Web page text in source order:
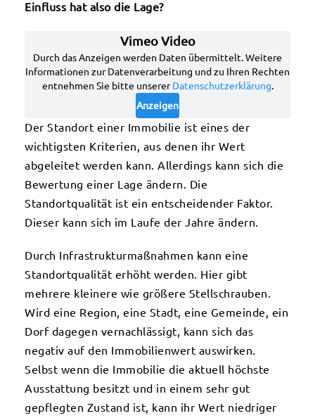
Einfluss hat also die Lage?
Der Standort einer Immobilie ist eines der
wichtigsten Kriterien, aus denen ihr Wert
abgeleitet werden kann. Allerdings kann sich die
Bewertung einer Lage ändern. Die
Standortqualität ist ein entscheidender Faktor.
Dieser kann sich im Laufe der Jahre ändern.
Durch Infrastrukturmaßnahmen kann eine
Standortqualität erhöht werden. Hier gibt
mehrere kleinere wie größere Stellschrauben.
Wird eine Region, eine Stadt, eine Gemeinde, ein
Dorf dagegen vernachlässigt, kann sich das
negativ auf den Immobilienwert auswirken.
Selbst wenn die Immobilie die aktuell höchste
Ausstattung besitzt und in einem sehr gut
gepflegten Zustand ist, kann ihr Wert niedriger